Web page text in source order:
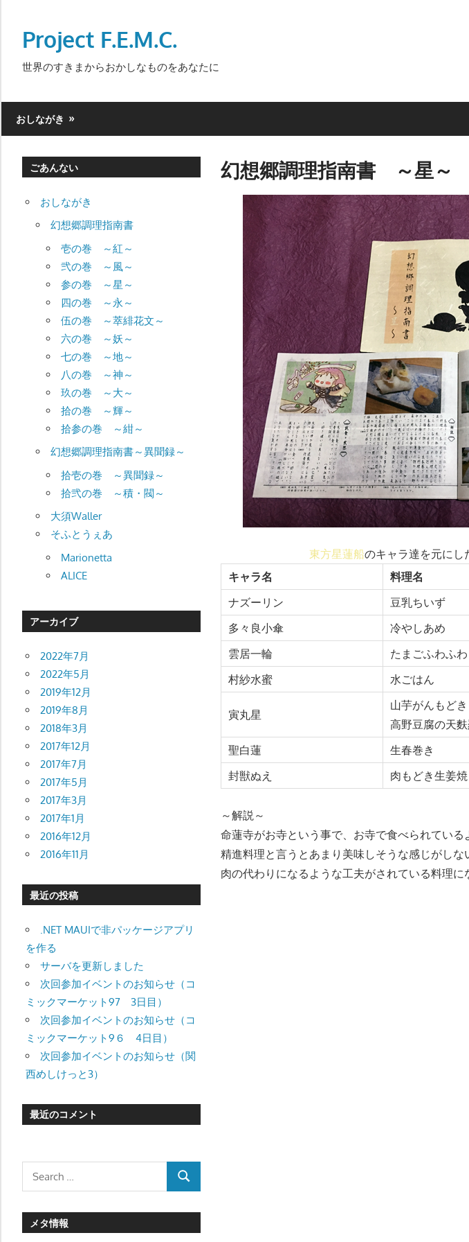
contentProject F.E.M.C.
世界のすきまからおかしなものをあなたに
おしながき
幻想郷調理指南書 ～星～
東方星蓮船のキャラ達を元にし
キャラ名
料理名
ナズーリン
豆乳ちいず
多々良小傘
冷やしあめ
雲居一輪
たまごふわふわ
村紗水蜜
水ごはん
寅丸星
山芋がんもどき
高野豆腐の天
聖白蓮
生春巻き
封獣ぬえ
肉もどき生姜焼
～解説～
命蓮寺がお寺という事で、お寺で食べられている
精進料理と言うとあまり美味しそうな感じがし
肉の代わりになるような工夫がされている料理に
ごあんない
おしながき
幻想郷調理指南書
壱の巻 ～紅～
弐の巻 ～風～
参の巻 ～星～
四の巻 ～永～
伍の巻 ～萃緋花文～
六の巻 ～妖～
七の巻 ～地～
八の巻 ～神～
玖の巻 ～大～
拾の巻 ～輝～
拾参の巻 ～紺～
幻想郷調理指南書～異聞録～
拾壱の巻 ～異聞録～
拾弐の巻 ～積・閥～
大須Waller
そふとうぇあ
Marionetta
ALICE
アーカイブ
2022年7月
2022年5月
2019年12月
2019年8月
2018年3月
2017年12月
2017年7月
2017年5月
2017年3月
2017年1月
2016年12月
2016年11月
最近の投稿
.NET MAUIで非パッケージアプリ
を作る
サーバを更新しました
次回参加イベントのお知らせ（コ
ミックマーケット97 3日目）
次回参加イベントのお知らせ（コ
ミックマーケット9６ 4日目）
次回参加イベントのお知らせ（関
西めしけっと3）
最近のコメント
SEARCH
メタ情報